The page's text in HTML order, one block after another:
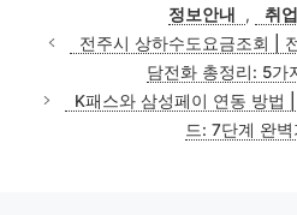
정보안내
,
취
전주시 상하수도요금조회 |
담전화 총정리: 5가
K패스와 삼성페이 연동 방법
드: 7단계 완벽